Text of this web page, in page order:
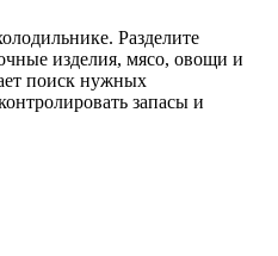
Разделите
изделия, мясо, овощи и
поиск нужных
запасы и